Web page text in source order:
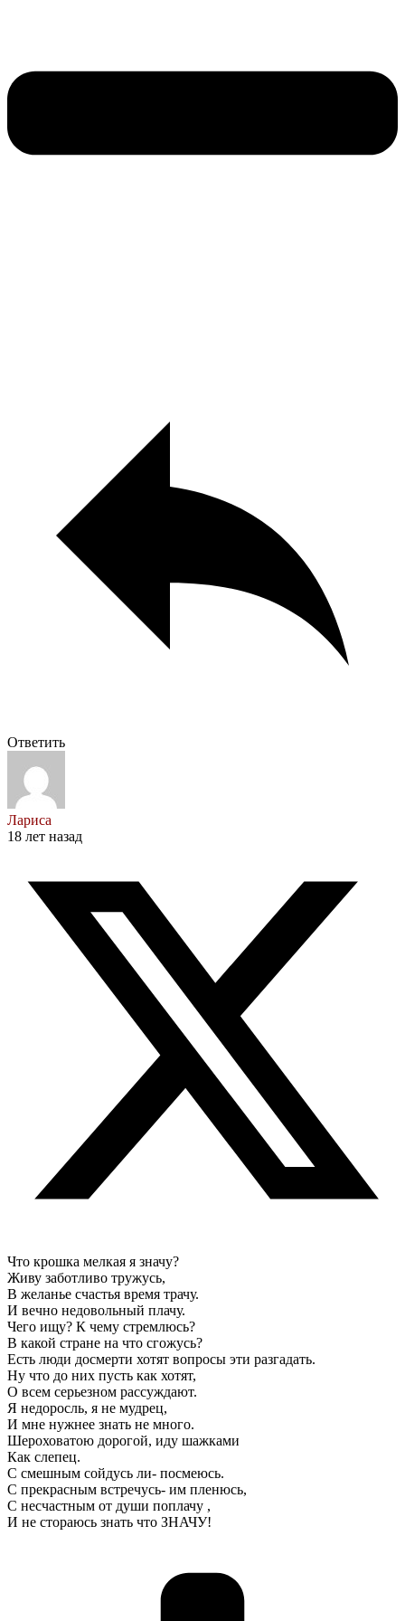
Ответить
Лариса
18 лет назад
Что крошка мелкая я значу?
Живу заботливо тружусь,
В желанье счастья время трачу.
И вечно недовольный плачу.
Чего ищу? К чему стремлюсь?
В какой стране на что сгожусь?
Есть люди досмерти хотят вопросы эти разгадать.
Ну что до них пусть как хотят,
О всем серьезном рассуждают.
Я недоросль, я не мудрец,
И мне нужнее знать не много.
Шероховатою дорогой, иду шажками
Как слепец.
С смешным сойдусь ли- посмеюсь.
С прекрасным встречусь- им пленюсь,
С несчастным от души поплачу ,
И не стораюсь знать что ЗНАЧУ!